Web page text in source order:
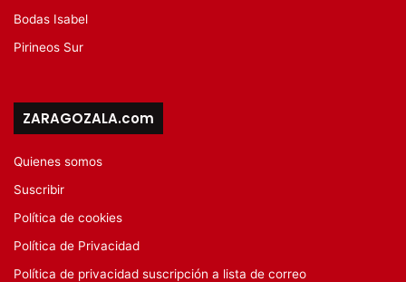
Bodas Isabel
Pirineos Sur
ZARAGOZALA.com
Quienes somos
Suscribir
Política de cookies
Política de Privacidad
Política de privacidad suscripción a lista de correo